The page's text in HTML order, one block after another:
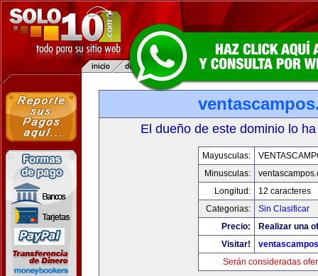
El dueño de este dominio lo
Mayusculas:
Minusculas:
Longitud:
12 caracteres
Categorias:
Sin Clasificar
Precio:
Realizar una
Visitar!
Serán consideradas